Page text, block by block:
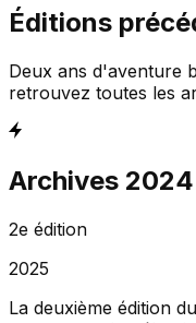
Éditions
Deux ans d'aventure
retrouvez toutes les
Archives
2e édition
2025
La deuxième édition